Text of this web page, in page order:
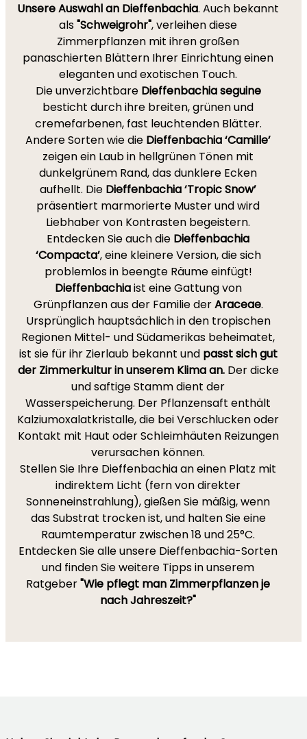
Unsere Auswahl an Dieffenbachia. Auch bekannt
als"Schweigrohr", verleihen diese
Zimmerpflanzen mit ihren großen
panaschierten Blättern Ihrer Einrichtung einen
eleganten und exotischen Touch.
Die unverzichtbare Dieffenbachia seguine
besticht durch ihre breiten, grünen und
cremefarbenen, fast leuchtenden Blätter.
Andere Sorten wie die Dieffenbachia ‘Camille’
zeigen ein Laub in hellgrünen Tönen mit
dunkelgrünem Rand, das dunklere Ecken
aufhellt. Die Dieffenbachia ‘Tropic Snow’
präsentiert marmorierte Muster und wird
Liebhaber von Kontrasten begeistern.
Entdecken Sie auch die Dieffenbachia
‘Compacta’, eine kleinere Version, die sich
problemlos in beengte Räume einfügt!
Dieffenbachiaist eine Gattung von
Grünpflanzen aus der Familie derAraceae.
Ursprünglich hauptsächlich in den tropischen
Regionen Mittel- und Südamerikas beheimatet,
ist sie für ihr Zierlaub bekannt und passt sich gut
der Zimmerkultur in unserem Klima an.Der dicke
und saftige Stamm dient der
Wasserspeicherung. Der Pflanzensaft enthält
Kalziumoxalatkristalle, die bei Verschlucken oder
Kontakt mit Haut oder Schleimhäuten Reizungen
verursachen können.
Stellen Sie Ihre Dieffenbachia an einen Platz mit
indirektem Licht (fern von direkter
Sonneneinstrahlung), gießen Sie mäßig, wenn
das Substrat trocken ist, und halten Sie eine
Raumtemperatur zwischen 18 und 25°C.
Entdecken Sie alle unsere Dieffenbachia-Sorten
und finden Sie weitere Tipps in unserem
Ratgeber"Wie pflegt man Zimmerpflanzen je
nach Jahreszeit?"